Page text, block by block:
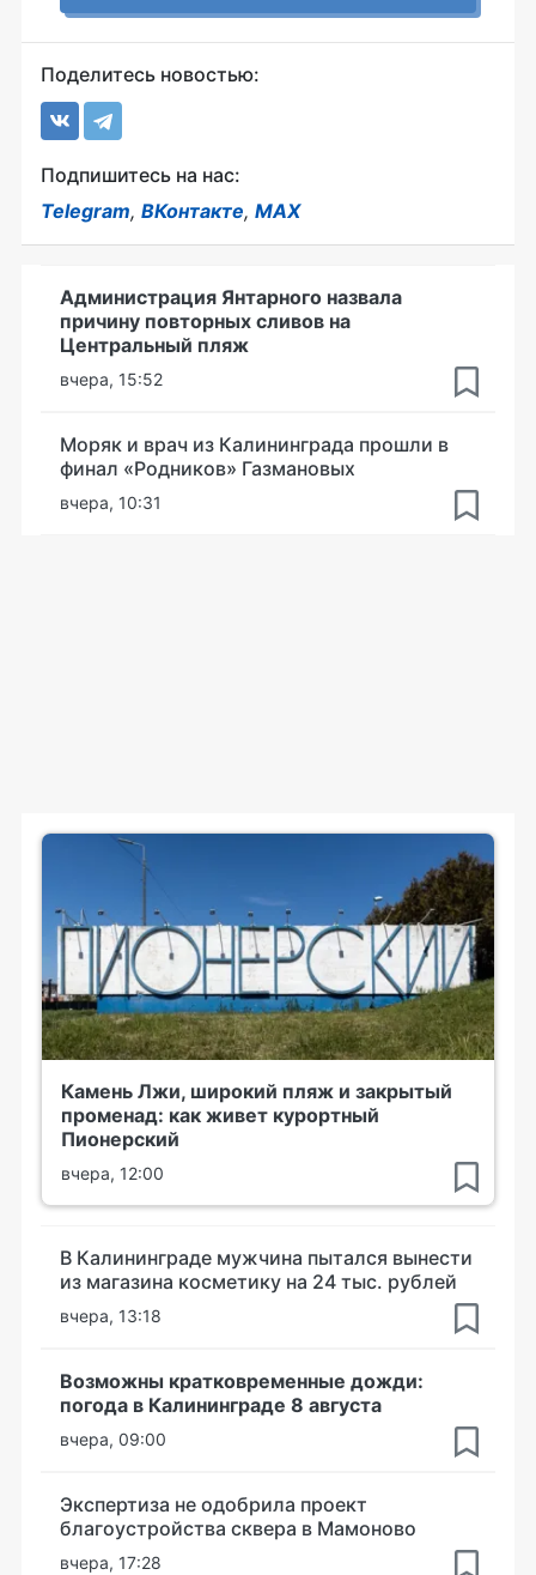
Поделитесь новостью:
Подпишитесь на нас:
Telegram, ВКонтакте, MAX
Администрация Янтарного назвала
причину повторных сливов на
Центральный пляж
вчера, 15:52
Моряк и врач из Калининграда прошли в
финал «Родников» Газмановых
вчера, 10:31
Камень Лжи, широкий пляж и закрытый
променад: как живет курортный
Пионерский
вчера, 12:00
В Калининграде мужчина пытался вынести
из магазина косметику на 24 тыс. рублей
вчера, 13:18
Возможны кратковременные дожди:
погода в Калининграде 8 августа
вчера, 09:00
Экспертиза не одобрила проект
благоустройства сквера в Мамоново
вчера, 17:28